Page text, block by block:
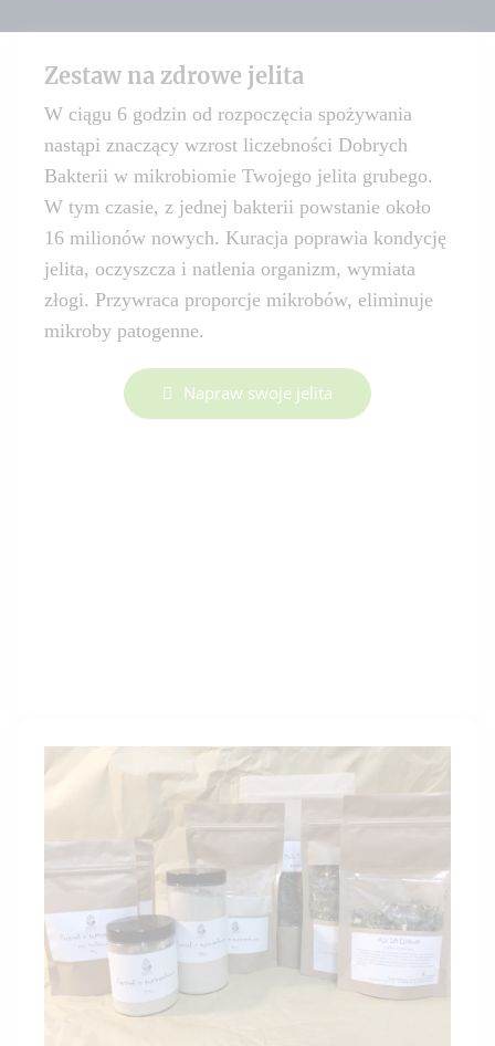
Zestaw na zdrowe jelita
W ciągu 6 godzin od rozpoczęcia spożywania
nastąpi znaczący wzrost liczebności Dobrych
Bakterii w mikrobiomie Twojego jelita grubego.
W tym czasie, z jednej bakterii powstanie około
16 milionów nowych. Kuracja poprawia kondycję
jelita, oczyszcza i natlenia organizm, wymiata
złogi. Przywraca proporcje mikrobów, eliminuje
mikroby patogenne.
Napraw swoje jelita